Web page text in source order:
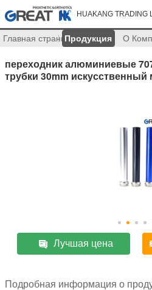
HUAKANG TRADING
Главная страницаПродукция О
переходник алюминиевые
трубки 30mm
Лучшая цена
Подробная информация о